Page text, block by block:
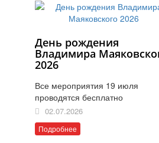
День рождения
Владимира
2026
Все мероприятия 19 июля
проводятся бесплатно
02.07.2026
Подробнее